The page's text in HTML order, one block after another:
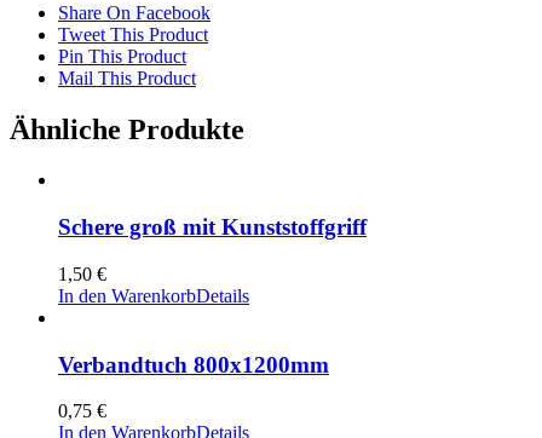
Share On Facebook
Tweet This Product
Pin This Product
Mail This Product
Ähnliche Produkte
Schere groß mit Kunststoffgriff
1,50 €
In den WarenkorbDetails
Verbandtuch 800x1200mm
0,75 €
In den WarenkorbDetails